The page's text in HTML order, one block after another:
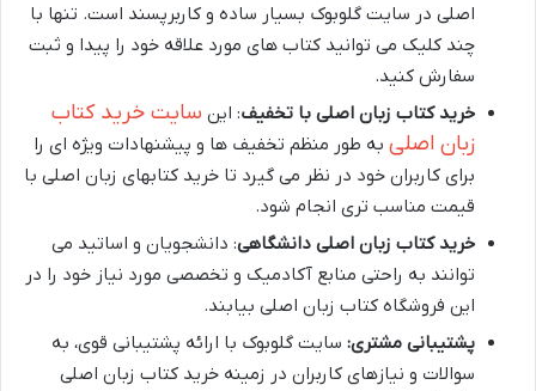
اصلی در سایت گلوبوک بسیار ساده و کاربرپسند است. تنها با
چند کلیک می توانید کتاب های مورد علاقه خود را پیدا و ثبت
سفارش کنید.
خرید کتاب زبان اصلی با تخفیف: این سایت خرید کتاب
زبان اصلی به طور منظم تخفیف ها و پیشنهادات ویژه ای را
برای کاربران خود در نظر می گیرد تا خرید کتابهای زبان اصلی با
قیمت مناسب تری انجام شود.
خرید کتاب زبان اصلی دانشگاهی: دانشجویان و اساتید می
توانند به راحتی منابع آکادمیک و تخصصی مورد نیاز خود را در
این فروشگاه کتاب زبان اصلی بیابند.
پشتیبانی مشتری: سایت گلوبوک با ارائه پشتیبانی قوی، به
سوالات و نیازهای کاربران در زمینه خرید کتاب زبان اصلی